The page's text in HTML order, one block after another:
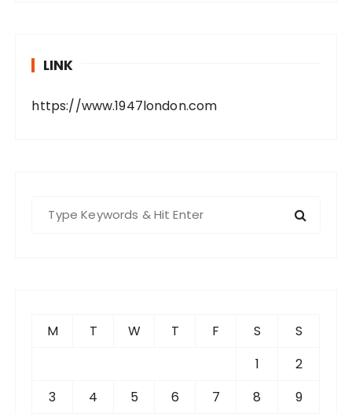
LINK
https://www.1947london.com
M T W T F S
S
1
2
3
4 5 6 7 8
9